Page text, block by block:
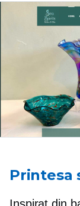
Printesa